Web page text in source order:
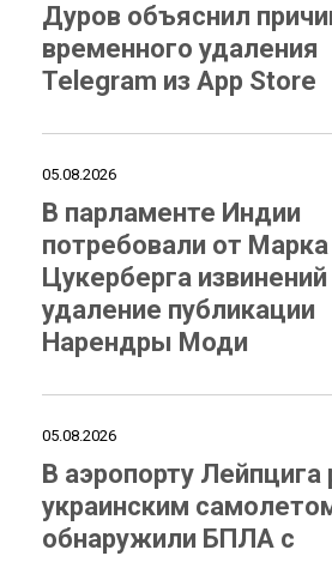
Дуров объяснил
временного удаления
Telegram из App Store
05.08.2026
В парламенте Индии
потребовали от Марка
Цукерберга извинений
удаление публикации
Нарендры Моди
05.08.2026
В аэропорту
украинским
обнаружили БПЛА с